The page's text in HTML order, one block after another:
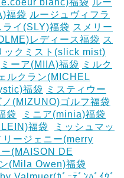
福袋 ルージュヴィフラ
ライ(SLY)福袋 スメリー
レディース福袋 ス
ックミスト(slick mist)
‎ミーア(MIIA)福袋
ミルク
ルクラン(MICHEL
福袋
ミスティウー
ノ(MIZUNO)ゴルフ福袋
袋
ミニア(minia)福袋
福袋
ミッシュマッ
リージェニー(merry
(MAISON DE
(Mila Owen)福袋